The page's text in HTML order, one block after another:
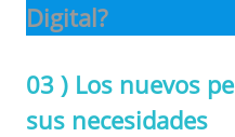
Digital?
03 ) Los nuevos
sus necesidades